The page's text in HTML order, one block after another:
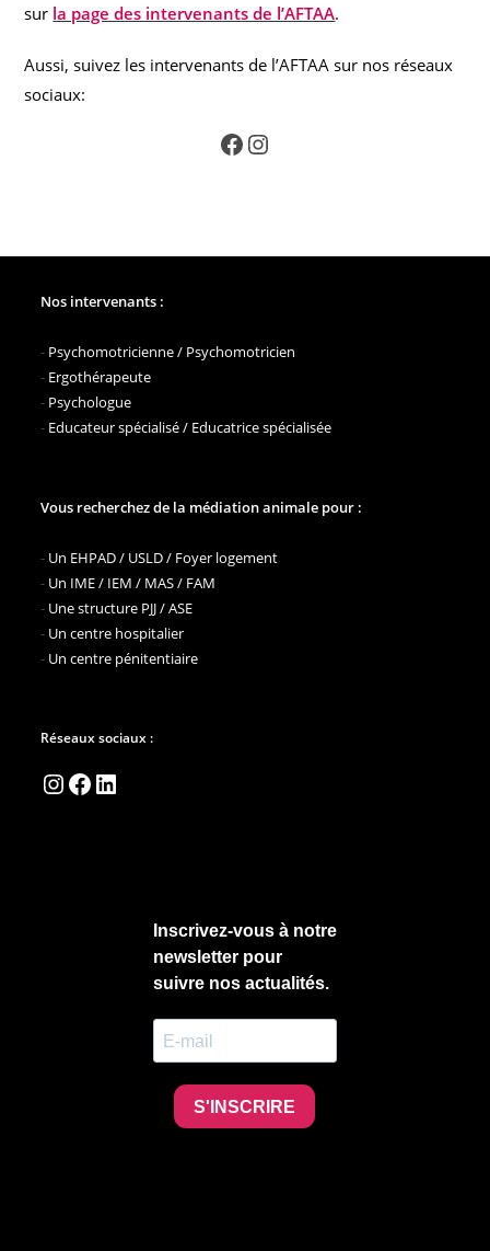
sur la page des intervenants de l’AFTAA.
Aussi, suivez les intervenants de l’AFTAA sur nos réseaux
sociaux:
FacebookInstagram
Nos intervenants :
- Psychomotricienne / Psychomotricien
- Ergothérapeute
- Psychologue
- Educateur spécialisé / Educatrice spécialisée
Vous recherchez de la médiation animale pour :
- Un EHPAD / USLD / Foyer logement
- Un IME / IEM / MAS / FAM
- Une structure PJJ / ASE
- Un centre hospitalier
- Un centre pénitentiaire
Réseaux sociaux :
Instagram
Facebook
LinkedIn